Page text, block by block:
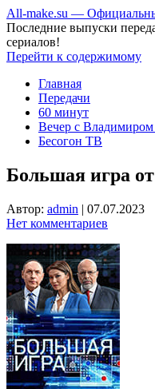
All-make.su —
Последние выпуски
сериалов!
Перейти к содержимому
Главная
Передачи
60 минут
Вечер с
Бесогон ТВ
Большая игра от
Автор: admin | 07.07.2023
Нет комментариев